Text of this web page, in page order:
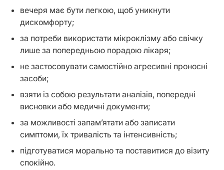
вечеря має бути легкою, щоб уникнути
дискомфорту;
за потреби використати мікроклізму або свічку
лише за попередньою порадою лікаря;
не застосовувати самостійно агресивні проносні
засоби;
взяти із собою результати аналізів, попередні
висновки або медичні документи;
за можливості запам’ятати або записати
симптоми, їх тривалість та інтенсивність;
підготуватися морально та поставитися до візиту
спокійно.